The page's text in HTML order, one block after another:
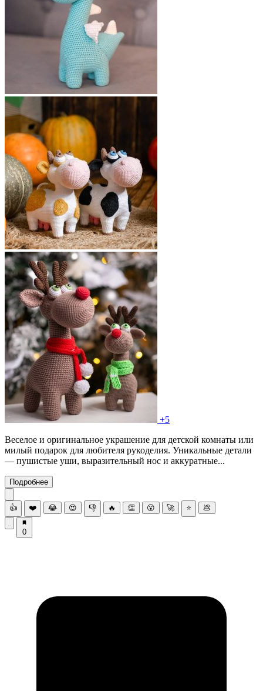
+5
Веселое и оригинальное украшение для детской комнаты или
милый подарок для любителя рукоделия. Уникальные детали
— пушистые уши, выразительный нос и аккуратные...
Подробнее
👍 ❤️ 😂 😍 👎 🔥 👏 😮 🚀 ⭐ 💩
0